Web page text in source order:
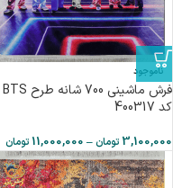
ناموجود
كد 400317
3,100,000 تومان–
11,000,000 تومان